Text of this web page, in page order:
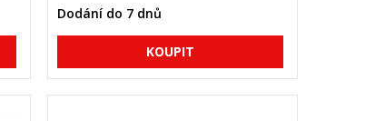
Dodání do 7 dnů